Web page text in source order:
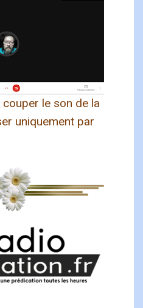
le son de la
uniquement par